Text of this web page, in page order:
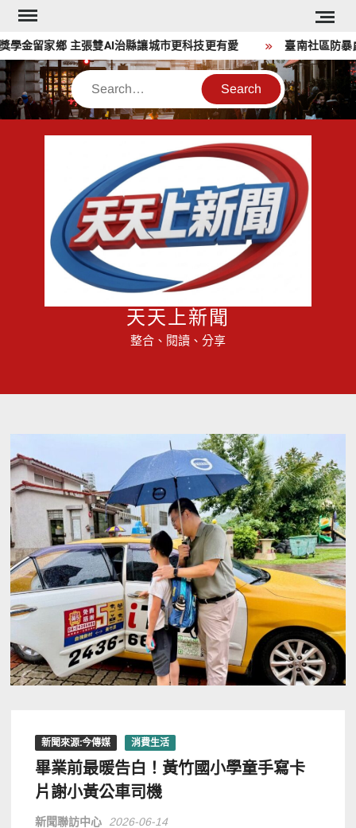
Skip
content
金留家鄉 主張雙AI治縣讓城市更科技更有愛 臺南社區防暴劇
Search
天天上新聞
整合、閱讀、分享
新聞來源:今傳媒 消費生活
畢業前最暖告白！黃竹國小學童手寫卡
片謝小黃公車司機
新聞聯訪中心 2026-06-14